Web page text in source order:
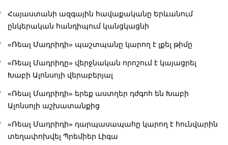
Հայաստանի ազգային հավաքականը Երևանում
ընկերական հանդիպում կանցկացնի
«Ռեալ Մադրիդի» պաշտպանը կարող է լքել թիմը
«Ռեալ Մադրիդը» վերջնական որոշում է կայացրել
Խաբի Ալոնսոյի վերաբերյալ
«Ռեալ Մադրիդի» երեք աստղեր դժգոհ են Խաբի
Ալոնսոյի աշխատանքից
«Ռեալ Մադրիդի» դարպասապահը կարող է հունվարին
տեղափոխվել Պրեմիեր Լիգա